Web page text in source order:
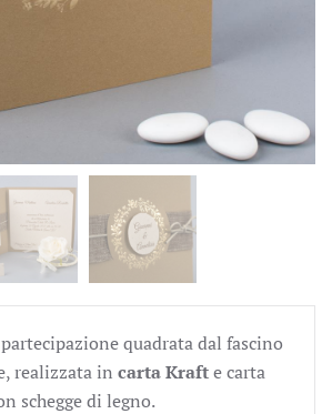
quadrata dal fascino
realizzata in carta Krafte carta
schegge di legno.